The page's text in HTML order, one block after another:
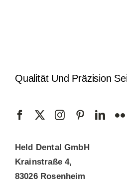
Qualität Und Präzision
Held Dental GmbH
Krainstraße 4,
83026 Rosenheim